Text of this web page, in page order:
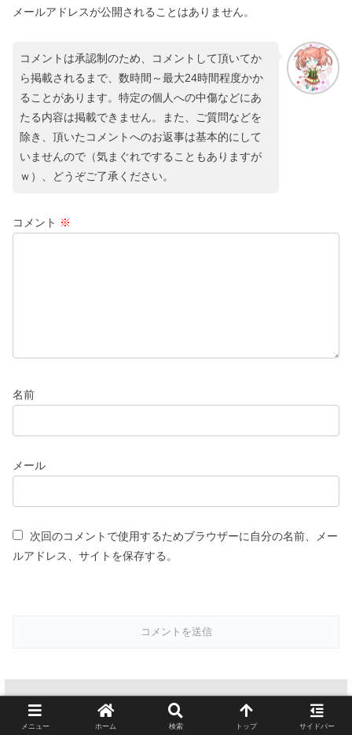
メールアドレスが公開されることはありません。
コメントは承認制のため、コメントして頂いてか
ら掲載されるまで、数時間～最大24時間程度かか
ることがあります。特定の個人への中傷などにあ
たる内容は掲載できません。また、ご質問などを
除き、頂いたコメントへのお返事は基本的にして
いませんので（気まぐれですることもありますが
ｗ）、どうぞご了承ください。
コメント ※
名前
メール
次回のコメントで使用するためブラウザーに自分の名前、メー
ルアドレス、サイトを保存する。
スポンサーリンク(広告)
メニュー ホーム 検索 トップ サイドバー